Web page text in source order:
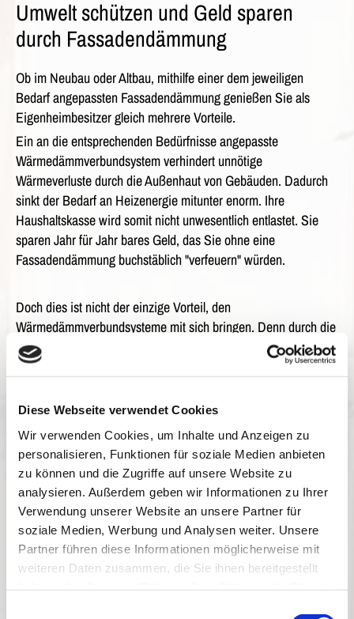
Diese Webseite verwendet Cookies
Wir verwenden Cookies, um Inhalte und Anzeigen zu
personalisieren, Funktionen für soziale Medien anbieten
zu können und die Zugriffe auf unsere Website zu
analysieren. Außerdem geben wir Informationen zu Ihrer
Verwendung unserer Website an unsere Partner für
soziale Medien, Werbung und Analysen weiter. Unsere
Partner führen diese Informationen möglicherweise mit
weiteren Daten zusammen, die Sie ihnen bereitgestellt
Umwelt schützen und Geld sparen
durch Fassadendämmung
Ob im Neubau oder Altbau, mithilfe einer dem jeweiligen
Bedarf angepassten Fassadendämmung genießen Sie als
Eigenheimbesitzer gleich mehrere Vorteile.
Ein an die entsprechenden Bedürfnisse angepasste
Wärmedämmverbundsystem verhindert unnötige
Wärmeverluste durch die Außenhaut von Gebäuden. Dadurch
sinkt der Bedarf an Heizenergie mitunter enorm. Ihre
Haushaltskasse wird somit nicht unwesentlich entlastet. Sie
sparen Jahr für Jahr bares Geld, das Sie ohne eine
Fassadendämmung buchstäblich "verfeuern" würden.
Doch dies ist nicht der einzige Vorteil, den
Wärmedämmverbundsysteme mit sich bringen. Denn durch die
Einsparung von Energie und somit von Brennstoffen wird die
Umwelt nachhaltig entlastet. Denn die eingesparte Heizwärme
umweltbelastende Abgase entstehen.
Nicht zuletzt schafft eine Fassadendämmung ein angenehmes
Raumklima - sowohl in der kalten Jahreszeit als auch im
Sommer. Sprechen Sie uns an, wir beraten Sie gerne und
führen alle Arbeiten in diesem Bereich fachgerecht aus!